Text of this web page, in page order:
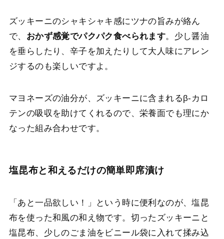
ズッキーニのシャキシャキ感にツナの旨みが絡ん
で、 おかず感覚でパクパク食べられます。少し醤油
を垂らしたり、辛子を加えたりして大人味にアレン
ジするのも楽しいですよ。
マヨネーズの油分が、ズッキーニに含まれるβ-カロ
テンの吸収を助けてくれるので、栄養面でも理にか
なった組み合わせです。
塩昆布と和えるだけの簡単即席漬け
「あと一品欲しい！」という時に便利なのが、塩昆
布を使った和風の和え物です。切ったズッキーニと
塩昆布、少しのごま油をビニール袋に入れて揉み込